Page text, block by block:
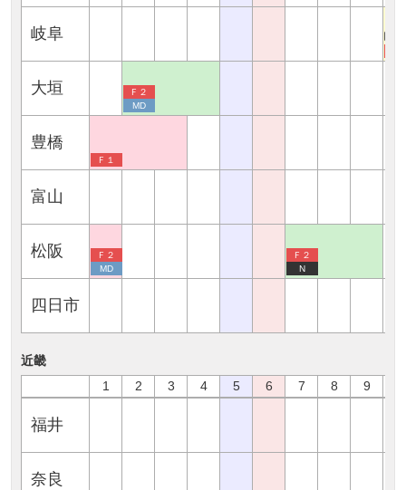
岐阜
大垣
Ｆ２
MD
豊橋
Ｆ１
富山
松阪
Ｆ２
MD
Ｆ２
N
四日市
近畿
1
2 3 4 5 6 7 8 9
福井
奈良